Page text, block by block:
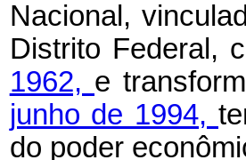
Nacional,
Distrito Federal,
1962, e
junho de 1994,
do poder